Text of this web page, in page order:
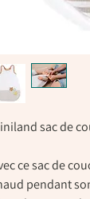
sac de
ce sac de
pendant